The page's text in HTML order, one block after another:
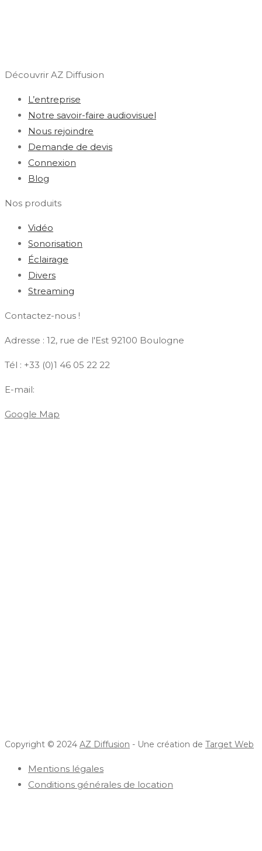
Découvrir AZ Diffusion
L’entreprise
Notre savoir-faire audiovisuel
Nous rejoindre
Demande de devis
Connexion
Blog
Nos produits
Vidéo
Sonorisation
Éclairage
Divers
Streaming
Contactez-nous !
Adresse : 12, rue de l'Est 92100 Boulogne
Tél : +33 (0)1 46 05 22 22
E-mail:
Google Map
Copyright © 2024 AZ Diffusion - Une création de Target Web
Mentions légales
Conditions générales de location